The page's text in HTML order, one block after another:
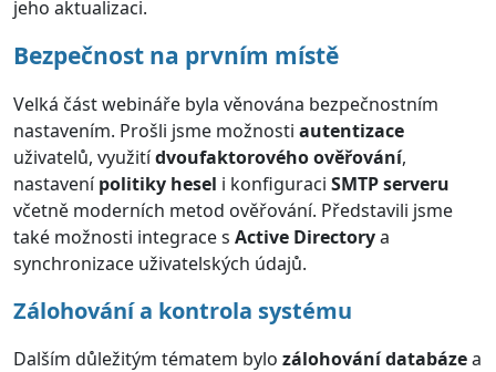
jeho aktualizaci.
Bezpečnost na prvním místě
Velká část webináře byla věnována bezpečnostním
nastavením. Prošli jsme možnosti autentizace
uživatelů, využitídvoufaktorového ověřování,
nastavenípolitiky hesel i konfiguraci SMTP serveru
včetně moderních metod ověřování. Představili jsme
také možnosti integrace s Active Directorya
synchronizace uživatelských údajů.
Zálohování a kontrola systému
Dalším důležitým tématem bylo zálohování databázea